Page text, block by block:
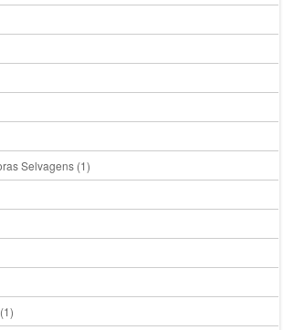
Selvagens(1)